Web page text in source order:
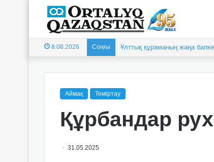
8.08.2026 Соңғы Ұлттық құраманың жаңа
Аймақ Теміртау
Құрбандар
31.05.2025